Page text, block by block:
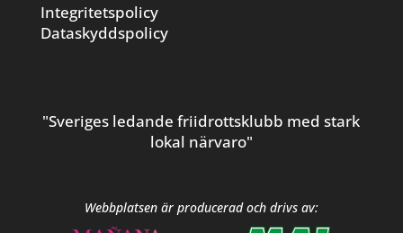
Integritetspolicy
Dataskyddspolicy
"Sveriges ledande friidrottsklubb med stark
lokal närvaro"
Webbplatsen är producerad och drivs av: